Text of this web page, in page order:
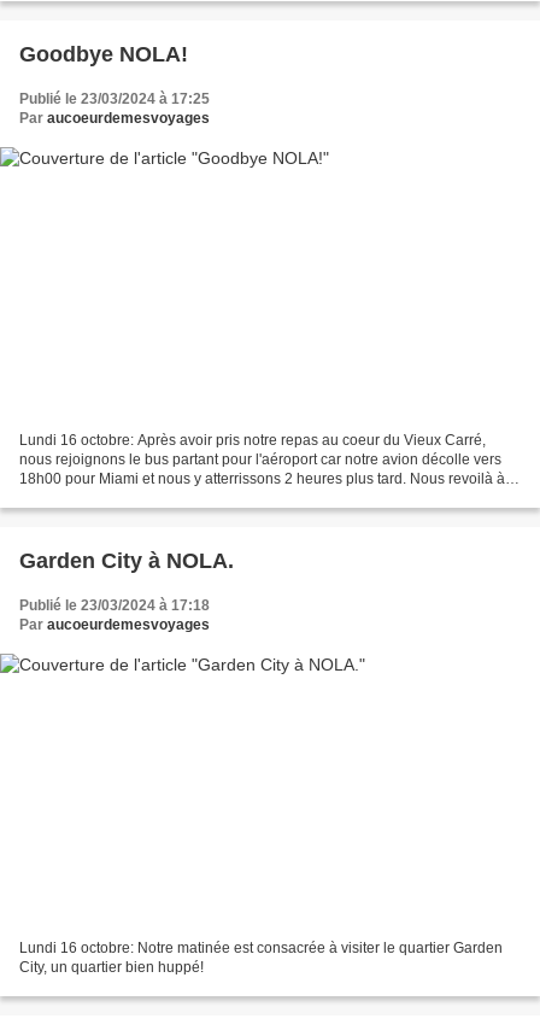
Goodbye NOLA!
Publié le 23/03/2024 à 17:25
Par aucoeurdemesvoyages
Lundi 16 octobre: Après avoir pris notre repas au coeur du Vieux Carré,
nous rejoignons le bus partant pour l'aéroport car notre avion décolle vers
18h00 pour Miami et nous y atterrissons 2 heures plus tard. Nous revoilà à
Garden City à NOLA.
Publié le 23/03/2024 à 17:18
Par aucoeurdemesvoyages
Lundi 16 octobre: Notre matinée est consacrée à visiter le quartier Garden
City, un quartier bien huppé!